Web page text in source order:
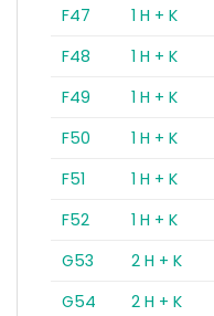
F47
1 H + K
F48
1 H + K
F49
1 H + K
F50
1 H + K
F51
1 H + K
F52
1 H + K
G53
2 H + K
G54
2 H + K